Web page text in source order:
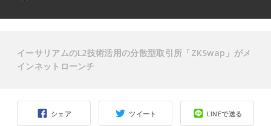
シェア ツイート LINEで送る
イーサリアムのL2技術活用の分散型取引所「ZKSwap」がメ
インネットローンチ